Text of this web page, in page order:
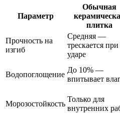
Параметр
Обычная
плитка
Прочность на
изгиб
Средняя —
трескается при
ударе
Водопоглощение
До 10% —
впитывает
Морозостойкость
Только для
внутренних